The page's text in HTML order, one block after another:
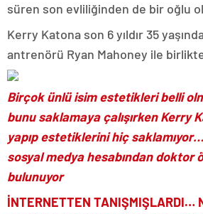
süren son evliliğinden de bir oğlu
Kerry Katona son 6 yıldır 35
antrenörü Ryan Mahoney ile
Birçok ünlü isim estetikleri belli
bunu saklamaya çalışırken Kerry
yapıp estetiklerini hiç
sosyal medya hesabından doktor
bulunuyor
İNTERNETTEN TANIŞMIŞLARDI…